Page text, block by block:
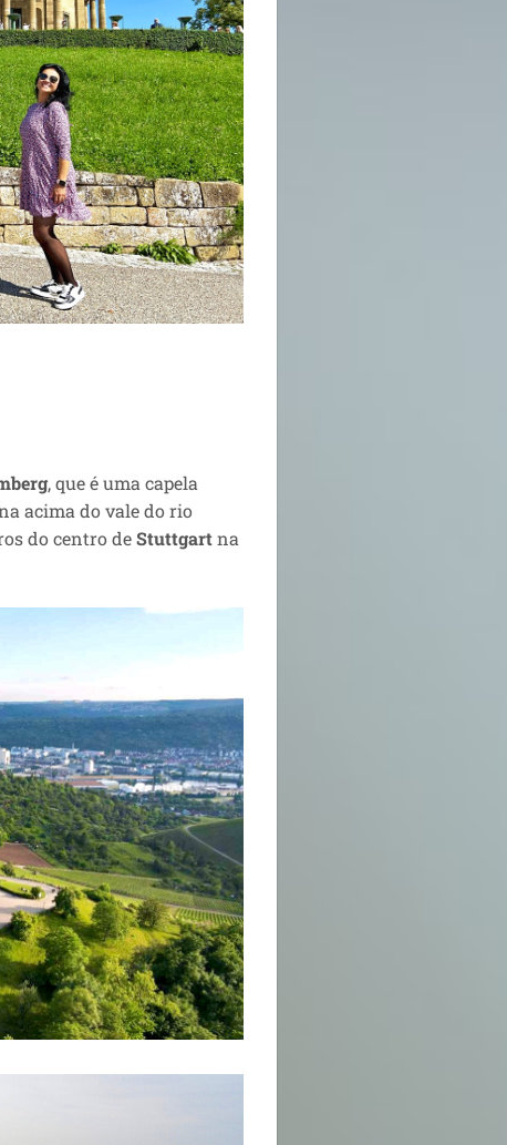
, que é uma capela
acima do vale do rio
do centro deStuttgartna